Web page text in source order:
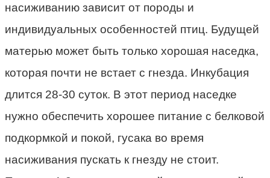
насиживанию зависит от породы и
индивидуальных особенностей птиц. Будущей
матерью может быть только хорошая наседка,
которая почти не встает с гнезда. Инкубация
длится 28-30 суток. В этот период наседке
нужно обеспечить хорошее питание с белковой
подкормкой и покой, гусака во время
насиживания пускать к гнезду не стоит.